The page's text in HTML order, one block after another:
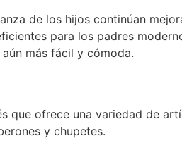
de los hijos continúan
para los padres
más fácil y cómoda.
que ofrece una variedad de
y chupetes.